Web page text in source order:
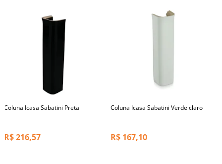
Coluna Icasa Sabatini Preta
R$216,57
Coluna Icasa Sabatini Verde claro
R$ 167,10